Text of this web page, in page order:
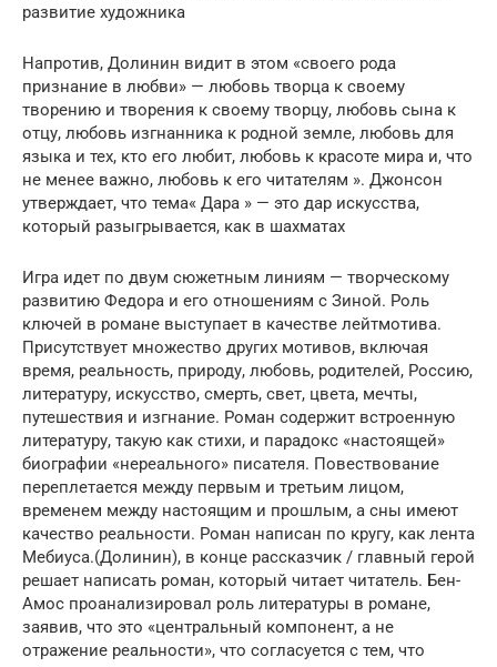
развитие художника
Напротив, Долинин видит в этом «своего рода
признание в любви» — любовь творца к своему
творению и творения к своему творцу, любовь сына к
отцу, любовь изгнанника к родной земле, любовь для
языка и тех, кто его любит, любовь к красоте мира и, что
не менее важно, любовь к его читателям ». Джонсон
утверждает, что тема« Дара » — это дар искусства,
который разыгрывается, как в шахматах
Игра идет по двум сюжетным линиям — творческому
развитию Федора и его отношениям с Зиной. Роль
ключей в романе выступает в качестве лейтмотива.
Присутствует множество других мотивов, включая
время, реальность, природу, любовь, родителей, Россию,
литературу, искусство, смерть, свет, цвета, мечты,
путешествия и изгнание. Роман содержит встроенную
литературу, такую ​​как стихи, и парадокс «настоящей»
биографии «нереального» писателя. Повествование
переплетается между первым и третьим лицом,
временем между настоящим и прошлым, а сны имеют
качество реальности. Роман написан по кругу, как лента
Мебиуса.(Долинин), в конце рассказчик / главный герой
решает написать роман, который читает читатель. Бен-
Амос проанализировал роль литературы в романе,
заявив, что это «центральный компонент, а не
отражение реальности», что согласуется с тем, что